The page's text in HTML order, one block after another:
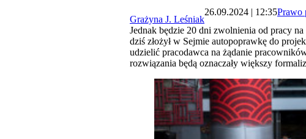
Grażyna J. Leśniak
26.09.2024 | 12:35Prawo
Jednak będzie 20 dni zwolnienia od pracy
dziś złożył w Sejmie autopoprawkę do
udzielić pracodawca na żądanie
rozwiązania będą oznaczały większy